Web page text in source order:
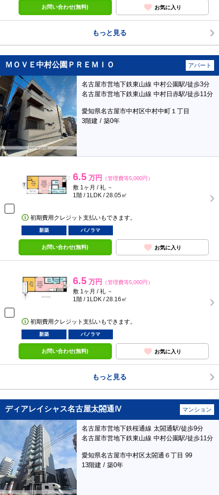
お問い合わせ(無料) お気に入り
もっと見る
ＭＯＶＥ中村公園ＰＲＥＭＩＯ アパート
名古屋市営地下鉄東山線 中村公園駅/徒歩3分
名古屋市営地下鉄東山線 中村日赤駅/徒歩11分
愛知県名古屋市中村区中村中町１丁目
3階建 / 築0年
6.5 万円 （管理費等5,000円）
敷 1ヶ月 / 礼 －
1階 / 1LDK / 28.05㎡
初期費用クレジット支払いもできます。
新築 パノラマ
お問い合わせ(無料) お気に入り
6.5 万円 （管理費等5,000円）
敷 1ヶ月 / 礼 －
1階 / 1LDK / 28.16㎡
初期費用クレジット支払いもできます。
新築 パノラマ
お問い合わせ(無料) お気に入り
もっと見る
ディアレイシャス名古屋太閤通Ⅳ マンション
名古屋市営地下鉄桜通線 太閤通駅/徒歩9分
名古屋市営地下鉄東山線 中村公園駅/徒歩11分
愛知県名古屋市中村区太閤通６丁目 99
13階建 / 築0年